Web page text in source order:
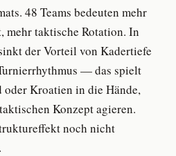
48 Teams bedeuten mehr
mehr taktische Rotation. In
der Vorteil von Kadertiefe
— das spielt
oder Kroatien in die Hände,
Konzept agieren.
noch nicht